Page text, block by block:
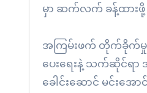
မှာ ဆက်လက် ခန့်ထားဖို့
အကြမ်းဖက် တိုက်ခိုက်မှု
ပေးရေးနဲ့ သက်ဆိုင်ရ
ခေါင်းဆောင် မင်းအ